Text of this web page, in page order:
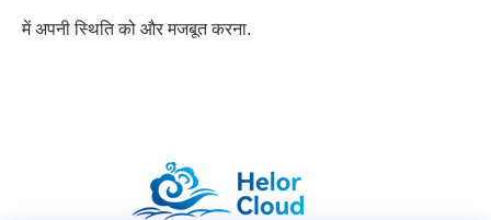
में अपनी स्थिति को और मजबूत करना.